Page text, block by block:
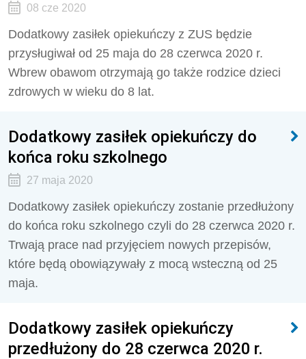
08 cze 2020
Dodatkowy zasiłek opiekuńczy z ZUS będzie
przysługiwał od 25 maja do 28 czerwca 2020 r.
Wbrew obawom otrzymają go także rodzice dzieci
zdrowych w wieku do 8 lat.
Dodatkowy zasiłek opiekuńczy do
końca roku szkolnego
27 maja 2020
Dodatkowy zasiłek opiekuńczy zostanie przedłużony
do końca roku szkolnego czyli do 28 czerwca 2020 r.
Trwają prace nad przyjęciem nowych przepisów,
które będą obowiązywały z mocą wsteczną od 25
maja.
Dodatkowy zasiłek opiekuńczy
przedłużony do 28 czerwca 2020 r.